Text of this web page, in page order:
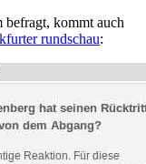
kommt auch
rundschau: